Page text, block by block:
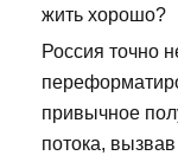
жить хорошо?
Россия точно
привычное
потока,